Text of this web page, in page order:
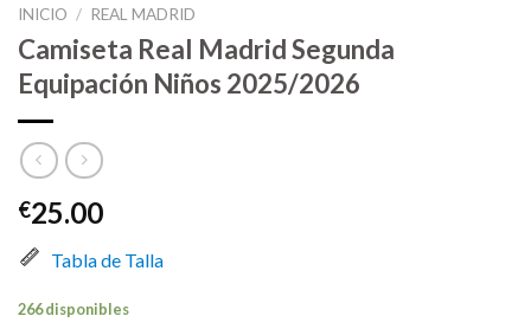
INICIO / REAL MADRID
Camiseta Real Madrid Segunda
Equipación Niños 2025/2026
€25.00
Tabla de Talla
266 disponibles